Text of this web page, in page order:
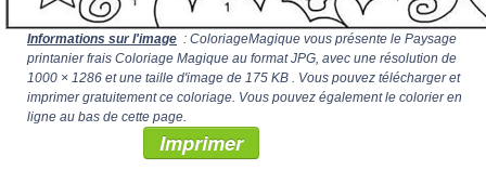
Informations sur l'image : ColoriageMagique vous présente le Paysage
printanier frais Coloriage Magique au format JPG, avec une résolution de
1000 × 1286 et une taille d'image de 175 KB . Vous pouvez télécharger et
imprimer gratuitement ce coloriage. Vous pouvez également le colorier en
ligne au bas de cette page.
Imprimer